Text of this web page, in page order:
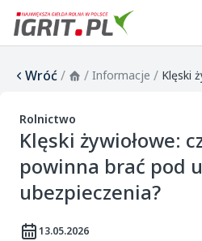
Wróć/ / Informacje /
Rolnictwo
Klęski żywiołowe:
powinna brać pod
ubezpieczenia?
13.05.2026